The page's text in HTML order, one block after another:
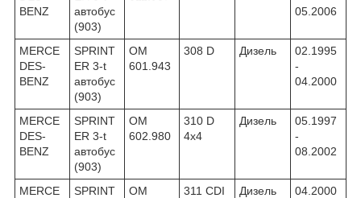
BENZ
автобус
(903)
05.2006
MERCE
DES-
BENZ
SPRINT
ER 3-t
автобус
(903)
OM
601.943
308 D Дизель
02.1995
-
04.2000
MERCE
DES-
BENZ
SPRINT
ER 3-t
автобус
(903)
OM
602.980
310 D
4x4
Дизель
05.1997
-
08.2002
MERCE
SPRINT
OM
311 CDI Дизель
04.2000